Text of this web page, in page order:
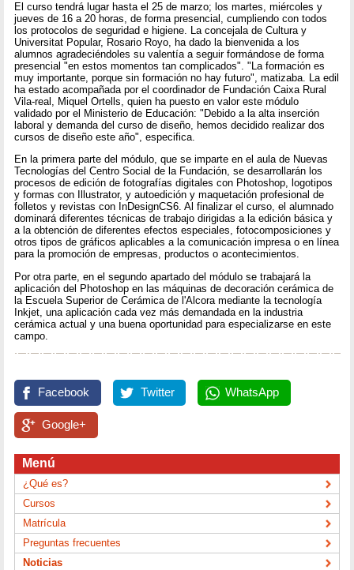
El curso tendrá lugar hasta el 25 de marzo; los martes, miércoles y
jueves de 16 a 20 horas, de forma presencial, cumpliendo con todos
los protocolos de seguridad e higiene. La concejala de Cultura y
Universitat Popular, Rosario Royo, ha dado la bienvenida a los
alumnos agradeciéndoles su valentía a seguir formándose de forma
presencial "en estos momentos tan complicados". "La formación es
muy importante, porque sin formación no hay futuro", matizaba. La edil
ha estado acompañada por el coordinador de Fundación Caixa Rural
Vila-real, Miquel Ortells, quien ha puesto en valor este módulo
validado por el Ministerio de Educación: "Debido a la alta inserción
laboral y demanda del curso de diseño, hemos decidido realizar dos
cursos de diseño este año", especifica.
En la primera parte del módulo, que se imparte en el aula de Nuevas
Tecnologías del Centro Social de la Fundación, se desarrollarán los
procesos de edición de fotografías digitales con Photoshop, logotipos
y formas con Illustrator, y autoedición y maquetación profesional de
folletos y revistas con InDesignCS6. Al finalizar el curso, el alumnado
dominará diferentes técnicas de trabajo dirigidas a la edición básica y
a la obtención de diferentes efectos especiales, fotocomposiciones y
otros tipos de gráficos aplicables a la comunicación impresa o en línea
para la promoción de empresas, productos o acontecimientos.
Por otra parte, en el segundo apartado del módulo se trabajará la
aplicación del Photoshop en las máquinas de decoración cerámica de
la Escuela Superior de Cerámica de l'Alcora mediante la tecnología
Inkjet, una aplicación cada vez más demandada en la industria
cerámica actual y una buena oportunidad para especializarse en este
campo.
Facebook Twitter WhatsApp
Google+
Menú
¿Qué es?
Cursos
Matrícula
Preguntas frecuentes
Noticias